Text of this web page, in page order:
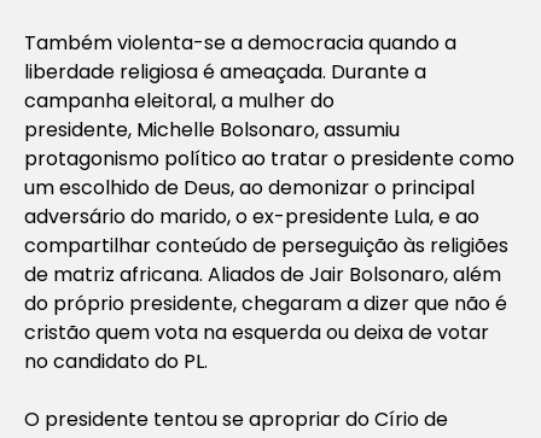
Também violenta-se a democracia quando a
liberdade religiosa é ameaçada. Durante a
campanha eleitoral, a mulher do
presidente, Michelle Bolsonaro, assumiu
protagonismo político ao tratar o presidente como
um escolhido de Deus, ao demonizar o principal
adversário do marido, o ex-presidente Lula, e ao
compartilhar conteúdo de perseguição às religiões
de matriz africana. Aliados de Jair Bolsonaro, além
do próprio presidente, chegaram a dizer que não é
cristão quem vota na esquerda ou deixa de votar
no candidato do PL.
O presidente tentou se apropriar do Círio de